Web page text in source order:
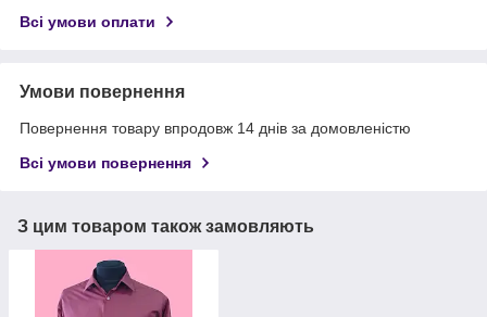
Всі умови оплати
Умови повернення
Повернення товару впродовж 14 днів за домовленістю
Всі умови повернення
З цим товаром також замовляють